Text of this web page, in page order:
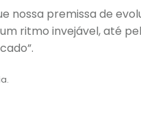
nossa premissa de
ritmo invejável, até